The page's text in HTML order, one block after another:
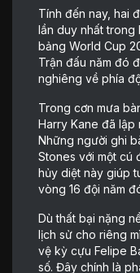
Tính đến nay, hai
lần duy nhất trong
bảng World Cup
Trận đấu năm đó
nghiêng về phía
Trong cơn mưa
Harry Kane đã lập
Những người ghi
Stones với một cú
hủy diệt này giúp
vòng 16 đội năm
Dù thất bại nặng
lịch sử cho riêng
vệ kỳ cựu Felipe
số. Đây chính là